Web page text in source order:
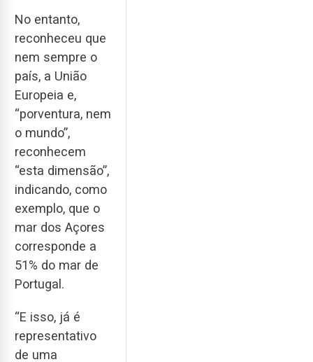
No entanto,
reconheceu que
nem sempre o
país, a União
Europeia e,
“porventura, nem
o mundo”,
reconhecem
“esta dimensão”,
indicando, como
exemplo, que o
mar dos Açores
corresponde a
51% do mar de
Portugal.
“E isso, já é
representativo
de uma